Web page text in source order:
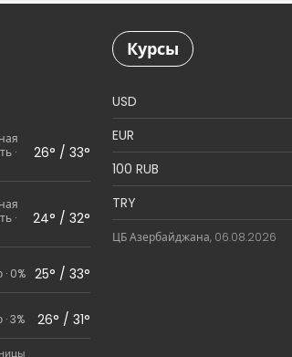
·
26° / 33°
·
24° / 32°
0% 25° / 33°
3% 26° / 31°
Курсы
USD
EUR
100 RUB
TRY
ЦБ Азербайджана, 06.08.2026